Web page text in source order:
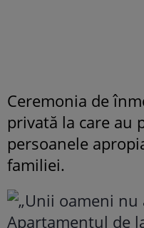
Ceremonia de
privată la care au
persoanele
familiei.